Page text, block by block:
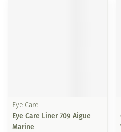
Eye Care
Eye Care Liner 709 Aigue
Marine